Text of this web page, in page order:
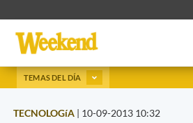
TEMAS DEL DÍA
TECNOLOGíA | 10-09-2013 10:32